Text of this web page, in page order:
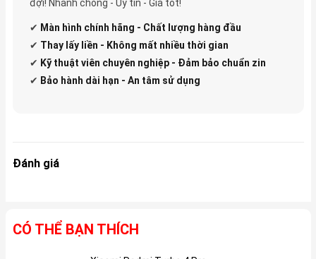
đợi! Nhanh chóng - Uy tín - Giá tốt!
✔ Màn hình chính hãng - Chất lượng hàng đầu
✔ Thay lấy liền - Không mất nhiều thời gian
✔ Kỹ thuật viên chuyên nghiệp - Đảm bảo chuẩn zin
✔ Bảo hành dài hạn - An tâm sử dụng
Đánh giá
CÓ THỂ BẠN THÍCH